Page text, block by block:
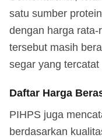
satu sumber
dengan harga
tersebut masih
segar yang
Daftar Harga
PIHPS juga
berdasarkan